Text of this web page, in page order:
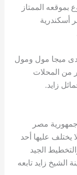
بموقعه الممتاز
أسكندرية
ميجا مول ومول
من المحلات
زايد.
مصر
يختلف عليها أحد
الجيد
الشيخ زايد تابعه